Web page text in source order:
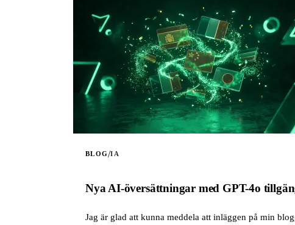
BLOG/IA
Nya AI-översättningar med GPT-4o
Jag är glad att kunna meddela att inläggen på min